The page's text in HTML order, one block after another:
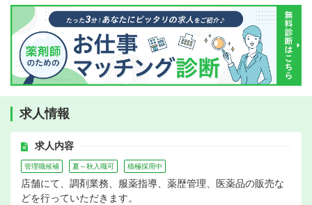
求人情報
求人内容
管理職候補 夏～秋入職可 積極採用中
店舗にて、調剤業務、服薬指導、薬歴管理、医薬品の販売な
どを行っていただきます。